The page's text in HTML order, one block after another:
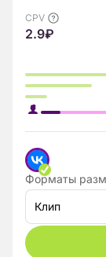
CPV
2.9₽
Форматы
Клип